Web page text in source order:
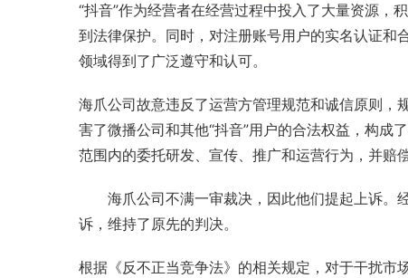
“抖音”作为经营者在经营过程中投入了大量资源，
到法律保护。同时，对注册账号用户的实名认证和
领域得到了广泛遵守和认可。
海爪公司故意违反了运营方管理规范和诚信原则，
害了微播公司和其他“抖音”用户的合法权益，构成
范围内的委托研发、宣传、推广和运营行为，并赔
海爪公司不满一审裁决，因此他们提起上诉。
诉，维持了原先的判决。
根据《反不正当竞争法》的相关规定，对于干扰市